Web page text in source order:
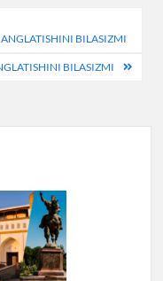
BILASIZMI
BILASIZMI